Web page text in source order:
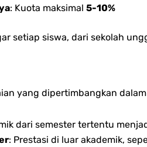
: Kuota maksimal 5-10%
setiap siswa, dari sekolah
yang dipertimbangkan dalam
dari semester tertentu
: Prestasi di luar akademik,